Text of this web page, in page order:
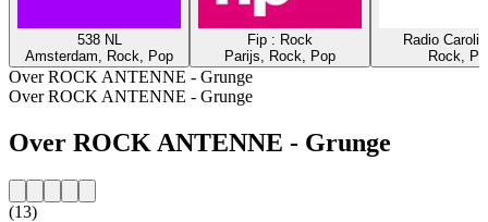
538 NL
Amsterdam, Rock, Pop
Fip : Rock
Parijs, Rock, Pop
Radio
Rock,
Over ROCK ANTENNE - Grunge
Over ROCK ANTENNE - Grunge
Over ROCK ANTENNE - Grunge
(13)